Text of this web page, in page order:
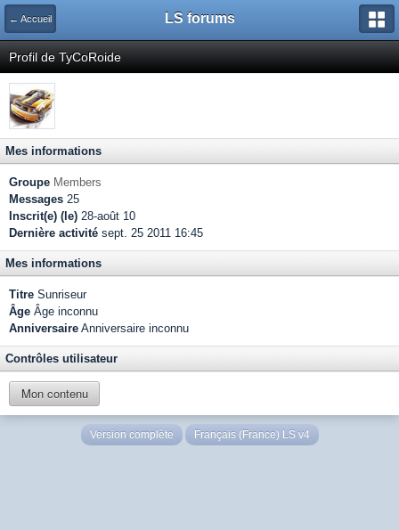
← Accueil LS forums
Profil de TyCoRoide
Mes informations
Groupe Members
Messages 25
Inscrit(e) (le) 28-août 10
Dernière activité sept. 25 2011 16:45
Mes informations
Titre Sunriseur
Âge Âge inconnu
Anniversaire Anniversaire inconnu
Contrôles utilisateur
Mon contenu
Version complète Français (France) LS v4